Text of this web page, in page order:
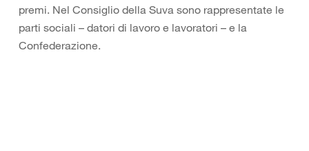
premi. Nel Consiglio della Suva sono rappresentate le
parti sociali – datori di lavoro e lavoratori – e la
Confederazione.